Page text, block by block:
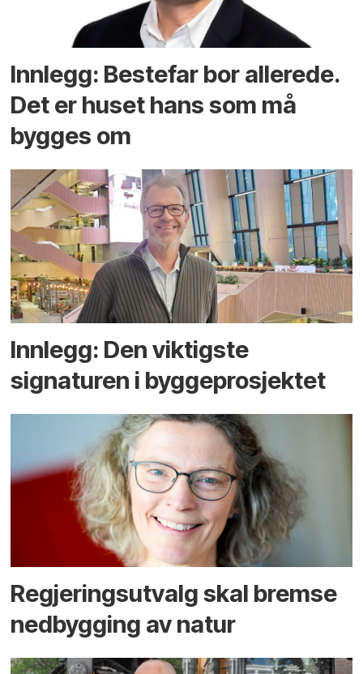
Innlegg: Bestefar bor allerede.
Det er huset hans som må
bygges om
Innlegg: Den viktigste
signaturen i bygge­­prosjektet
Regjerings­utvalg skal bremse
ned­bygging av natur